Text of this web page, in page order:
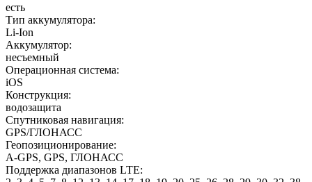
есть
Тип аккумулятора:
Li-Ion
Аккумулятор:
несъемный
Операционная система:
iOS
Конструкция:
водозащита
Спутниковая навигация:
GPS/ГЛОНАСС
Геопозиционирование:
A-GPS, GPS, ГЛОНАСС
Поддержка диапазонов LTE: